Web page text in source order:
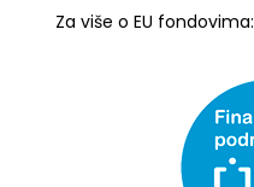
Za više o EU fondovima: